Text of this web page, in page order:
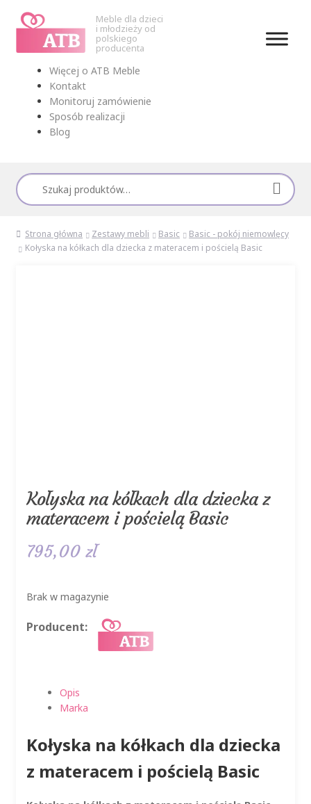
nawigacji
Meble dla dzieci
i młodzieży od
polskiego
producenta
Więcej o ATB Meble
Kontakt
Monitoruj zamówienie
Sposób realizacji
Blog
Szukaj:
Strona główna Zestawy mebli Basic
Basic - pokój niemowlęcy
Kołyska na kółkach dla dziecka z materacem i pościelą Basic
Kołyska na kółkach dla dziecka z
materacem i pościelą Basic
795,00 zł
Brak w magazynie
Producent:
Opis
Marka
Kołyska na kółkach dla dziecka
z materacem i pościelą Basic